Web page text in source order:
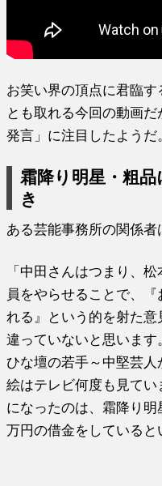
お笑い界の頂点に君臨
とも取れる今回の動画
発言」に注目したようだ
霜降り明星・粗
き
ある芸能事務所の関係者
「中田さんはつまり、
員をやらせることで、
れる』という的を射た
違っていないと思います
ひな壇の若手～中堅芸
絵はテレビ何度も見て
になったのは、霜降り
万円の借金をしていると